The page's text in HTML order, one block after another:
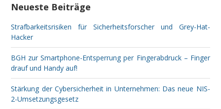
Neueste Beiträge
Strafbarkeitsrisiken für Sicherheitsforscher und Grey-Hat-
Hacker
BGH zur Smartphone-Entsperrung per Fingerabdruck – Finger
drauf und Handy auf!
Stärkung der Cybersicherheit in Unternehmen: Das neue NIS-
2-Umsetzungsgesetz